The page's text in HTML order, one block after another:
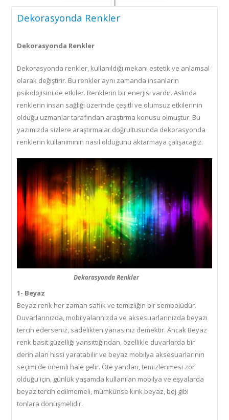
Dekorasyonda Renkler
Dekorasyonda Renkler
Dekorasyonda renkler, kullanıldığı mekanı estetik ve anlamsal
olarak değiştirir. Bu renkler aynı zamanda insanların
psikolojisini de etkiler. Renklerin bir enerjisi vardır. Aslında
renklerin insan sağlığı üzerinde çeşitli ve olumsuz etkilerinin
olduğu uzmanlar tarafından araştırma konusu olmuştur. Bu
yazımızda sizlere araştırmalar doğrultusunda dekorasyonda
renklerin kullanımının nasıl olduğunu aktarmaya çalışacağız.
Dekorasyonda Renkler
1- Beyaz
Beyaz renk her zaman saflık ve temizliğin bir sembolüdür.
Duvarlarınızda, mobilyalarınızda ve aksesuarlarınızda beyazı
tercih ederseniz, sadelikten yanasınız demektir. Ancak Beyaz
renk basit güzelliği yansıttığından, özellikle duvarlarda bir
derin alan hissi yaratabilir ve beyaz mobilya aksesuarlarının
seçimi de önemli hale gelir. Öte yandan, temizlenmesi zor
olduğu için, günlük yaşamda kullanılan mobilya ve eşyalarda
beyaz tercih edilmemeli, mümkünse kırık beyaz, bej gibi
tonlara dönüşmelidir.